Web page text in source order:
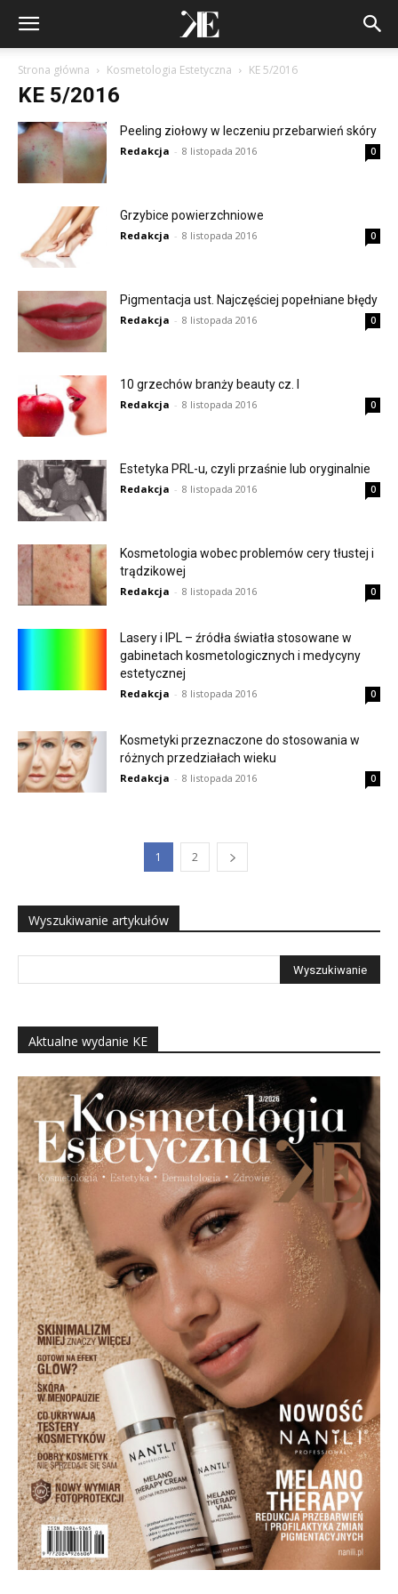
Strona główna Kosmetologia Estetyczna KE 5/2016
KE 5/2016
Peeling ziołowy w leczeniu przebarwień skóry
Redakcja - 8 listopada 2016 0
Grzybice powierzchniowe
Redakcja - 8 listopada 2016 0
Pigmentacja ust. Najczęściej popełniane błędy
Redakcja - 8 listopada 2016 0
10 grzechów branży beauty cz. I
Redakcja - 8 listopada 2016 0
Estetyka PRL-u, czyli przaśnie lub oryginalnie
Redakcja - 8 listopada 2016 0
Kosmetologia wobec problemów cery tłustej i
trądzikowej
Redakcja - 8 listopada 2016 0
Lasery i IPL – źródła światła stosowane w
gabinetach kosmetologicznych i medycyny
estetycznej
Redakcja - 8 listopada 2016 0
Kosmetyki przeznaczone do stosowania w
różnych przedziałach wieku
Redakcja - 8 listopada 2016 0
1 2
Wyszukiwanie artykułów
Aktualne wydanie KE